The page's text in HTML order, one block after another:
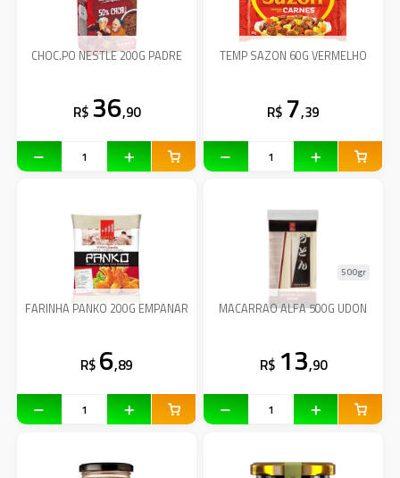
CHOC.PO NESTLE 200G PADRE
R$ 36,90
TEMP SAZON 60G VERMELHO
R$ 7,39
FARINHA PANKO 200G EMPANAR
R$ 6,89
MACARRAO ALFA 500G UDON
500gr
R$ 13,90